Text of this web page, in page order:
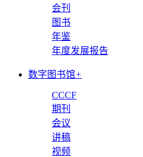
会刊
图书
年鉴
年度发展报告
数字图书馆+
CCCF
期刊
会议
讲稿
视频